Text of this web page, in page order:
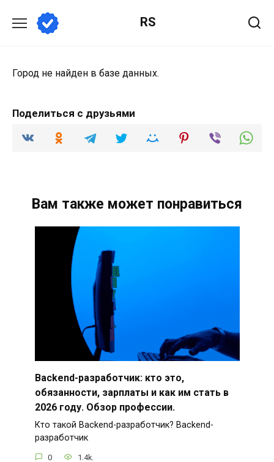
содержанию
RS
Город не найден в базе данных.
Поделиться с друзьями
Вам также может понравиться
Backend-разработчик: кто это,
обязанности, зарплаты и как им стать в
2026 году. Обзор профессии.
Кто такой Backend-разработчик? Backend-
разработчик
0 1.4k.